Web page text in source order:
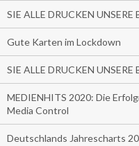
SIE ALLE DRUCKEN UNSERE
Gute Karten im Lockdown
SIE ALLE DRUCKEN UNSERE
MEDIENHITS 2020: Die
Media Control
Deutschlands Jahrescharts